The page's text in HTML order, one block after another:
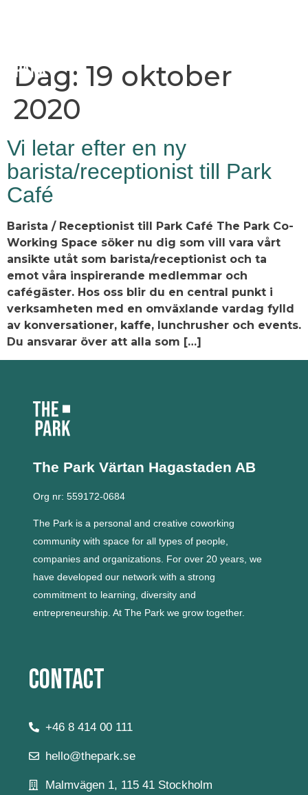
Dag: 19 oktober
2020
Vi letar efter en ny
barista/receptionist till Park
Café
Barista / Receptionist till Park Café The Park Co-
Working Space söker nu dig som vill vara vårt
ansikte utåt som barista/receptionist och ta
emot våra inspirerande medlemmar och
cafégäster. Hos oss blir du en central punkt i
verksamheten med en omväxlande vardag fylld
av konversationer, kaffe, lunchrusher och events.
Du ansvarar över att alla som […]
The Park Värtan Hagastaden AB
Org nr: 559172-0684
The Park is a personal and creative coworking
community with space for all types of people,
companies and organizations. For over 20 years, we
have developed our network with a strong
commitment to learning, diversity and
entrepreneurship. At The Park we grow together.
Contact
+46 8 414 00 111
hello@thepark.se
Malmvägen 1, 115 41 Stockholm